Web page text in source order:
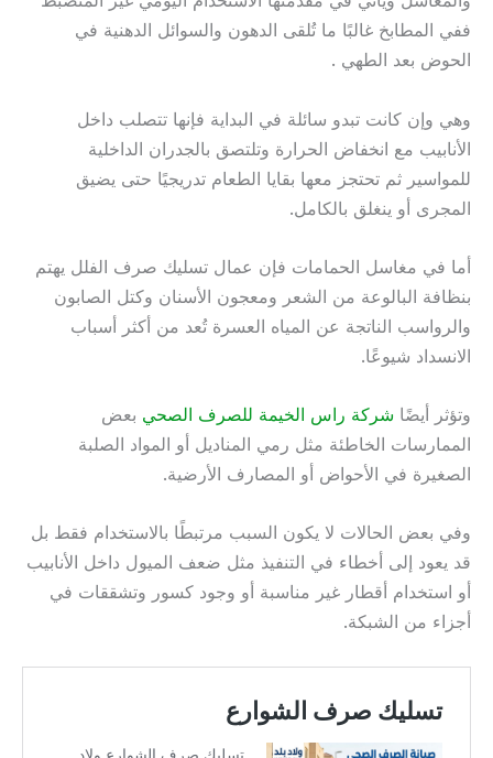
ففي المطابخ غالبًا ما تُلقى الدهون والسوائل الدهنية في
الحوض بعد الطهي .
وهي وإن كانت تبدو سائلة في البداية فإنها تتصلب داخل
الأنابيب مع انخفاض الحرارة وتلتصق بالجدران الداخلية
للمواسير ثم تحتجز معها بقايا الطعام تدريجيًا حتى يضيق
المجرى أو ينغلق بالكامل.
أما في مغاسل الحمامات فإن عمال تسليك صرف الفلل يهتم
بنظافة البالوعة من الشعر ومعجون الأسنان وكتل الصابون
والرواسب الناتجة عن المياه العسرة تُعد من أكثر أسباب
الانسداد شيوعًا.
وتؤثر أيضًا شركة راس الخيمة للصرف الصحي بعض
الممارسات الخاطئة مثل رمي المناديل أو المواد الصلبة
الصغيرة في الأحواض أو المصارف الأرضية.
وفي بعض الحالات لا يكون السبب مرتبطًا بالاستخدام فقط بل
قد يعود إلى أخطاء في التنفيذ مثل ضعف الميول داخل الأنابيب
أو استخدام أقطار غير مناسبة أو وجود كسور وتشققات في
أجزاء من الشبكة.